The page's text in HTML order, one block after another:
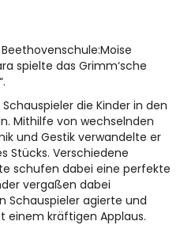
spielte das Grimm‘sche
die Kinder in den
Mithilfe von wechselnden
und Gestik verwandelte er
Stücks. Verschiedene
schufen dabei eine perfekte
vergaßen dabei
Schauspieler agierte und
einem kräftigen Applaus.